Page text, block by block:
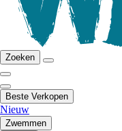
Zoeken
Beste Verkopen
Nieuw
Zwemmen